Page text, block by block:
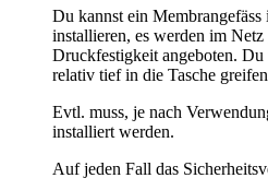
Du kannst ein
installieren, es werden im
Druckfestigkeit angeboten. Du
relativ tief in die Tasche
Evtl. muss, je nach
installiert werden.
Auf jeden Fall das